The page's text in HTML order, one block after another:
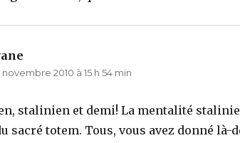
novembre 2010 à 15 h 54 min
stalinien et demi! La mentalité
sacré totem. Tous, vous avez donné là-